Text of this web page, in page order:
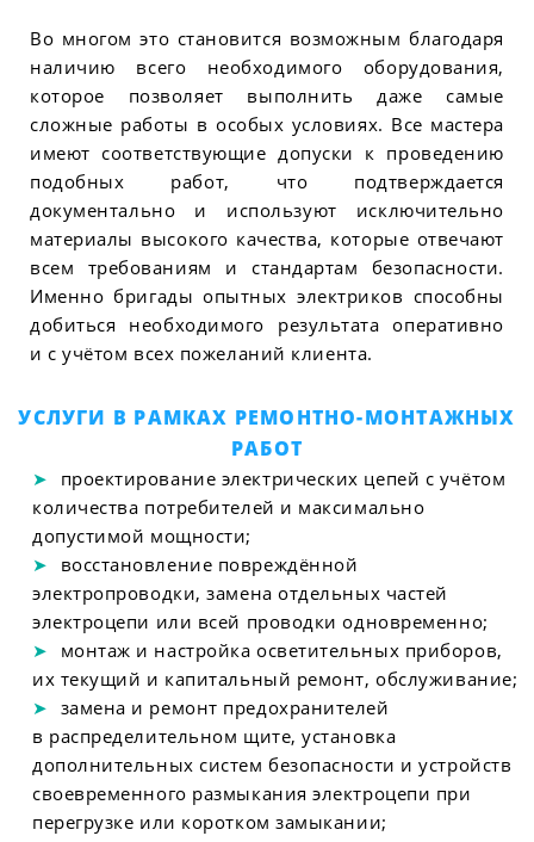
Во многом это становится возможным благодаря
наличию всего необходимого оборудования,
которое позволяет выполнить даже самые
сложные работы в особых условиях. Все мастера
имеют соответствующие допуски к проведению
подобных работ, что подтверждается
документально и используют исключительно
материалы высокого качества, которые отвечают
всем требованиям и стандартам безопасности.
Именно бригады опытных электриков способны
добиться необходимого результата оперативно
и с учётом всех пожеланий клиента.
УСЛУГИ В РАМКАХ РЕМОНТНО-МОНТАЖНЫХ
РАБОТ
проектирование электрических цепей с учётом
количества потребителей и максимально
допустимой мощности;
восстановление повреждённой
электропроводки, замена отдельных частей
электроцепи или всей проводки одновременно;
монтаж и настройка осветительных приборов,
их текущий и капитальный ремонт, обслуживание;
замена и ремонт предохранителей
в распределительном щите, установка
дополнительных систем безопасности и устройств
своевременного размыкания электроцепи при
перегрузке или коротком замыкании;